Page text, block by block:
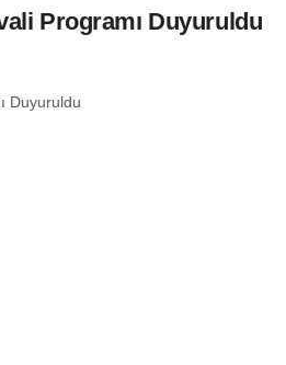
Programı Duyuruldu
Duyuruldu